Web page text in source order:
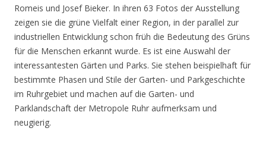
Romeis und Josef Bieker. In ihren 63 Fotos der Ausstellung
zeigen sie die grüne Vielfalt einer Region, in der parallel zur
industriellen Entwicklung schon früh die Bedeutung des Grüns
für die Menschen erkannt wurde. Es ist eine Auswahl der
interessantesten Gärten und Parks. Sie stehen beispielhaft für
bestimmte Phasen und Stile der Garten- und Parkgeschichte
im Ruhrgebiet und machen auf die Garten- und
Parklandschaft der Metropole Ruhr aufmerksam und
neugierig.